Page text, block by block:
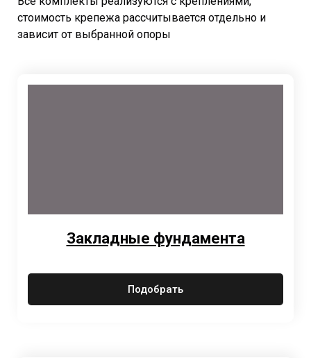
стоимость крепежа рассчитывается отдельно и
зависит от выбранной опоры
Закладные фундамента
Подобрать